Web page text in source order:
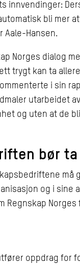
innvendinger:
bli mer
Aale-Hansen.
Norges dialog
trygt kan ta
i sin
utarbeidet
og uten at de
bør ta
må
og i sine
Regnskap
oppdrag for